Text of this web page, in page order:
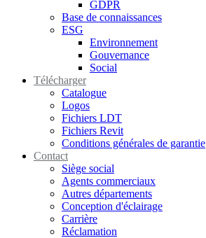
GDPR
Base de connaissances
ESG
Environnement
Gouvernance
Social
Télécharger
Catalogue
Logos
Fichiers LDT
Fichiers Revit
Conditions générales de garantie
Contact
Siège social
Agents commerciaux
Autres départements
Conception d'éclairage
Carrière
Réclamation